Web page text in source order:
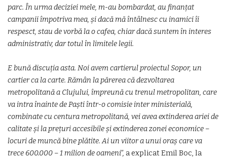
parc. În urma deciziei mele, m-au bombardat, au finanțat
campanii împotriva mea, și dacă mă întâlnesc cu inamici îi
respesct, stau de vorbă la o cafea, chiar dacă suntem în interes
administrativ, dar totul în limitele legii.
E bună discuția asta. Noi avem cartierul proiectul Sopor, un
cartier ca la carte. Rămân la părerea că dezvoltarea
metropolitană a Clujului, împreună cu trenul metropolitan, care
va intra înainte de Paști într-o comisie inter ministerială,
combinate cu centura metropolitană, vei avea extinderea ariei de
calitate și la prețuri accesibile și extinderea zonei economice –
locuri de muncă bine plătite. Ai un viitor a unui oraș care va
trece 600.000 – 1 milion de oameni”, a explicat Emil Boc, la